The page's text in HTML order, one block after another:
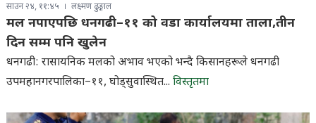
साउन २४, ११:४५ लक्ष्मण ढुङ्गाल
मल नपाएपछि धनगढी–११ को वडा कार्यालयमा ताला,तीन
दिन सम्म पनि खुलेन
धनगढी: रासायनिक मलको अभाव भएको भन्दै किसानहरूले धनगढी
उपमहानगरपालिका–११, घोड्सुवास्थित... विस्तृतमा